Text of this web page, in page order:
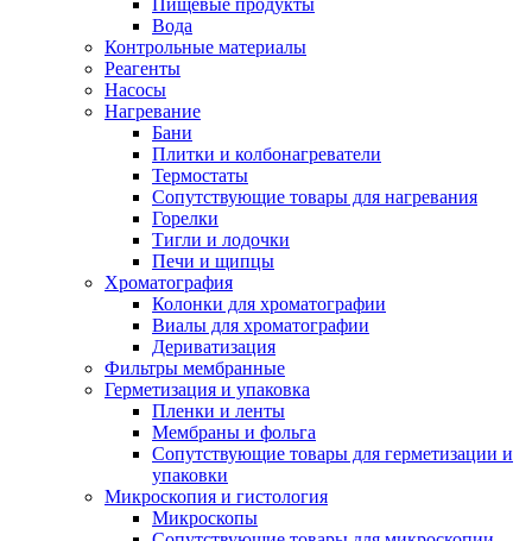
Пищевые продукты
Вода
Контрольные материалы
Реагенты
Насосы
Нагревание
Бани
Плитки и колбонагреватели
Термостаты
Сопутствующие товары для нагревания
Горелки
Тигли и лодочки
Печи и щипцы
Хроматография
Колонки для хроматографии
Виалы для хроматографии
Дериватизация
Фильтры мембранные
Герметизация и упаковка
Пленки и ленты
Мембраны и фольга
Сопутствующие товары для герметизации и
упаковки
Микроскопия и гистология
Микроскопы